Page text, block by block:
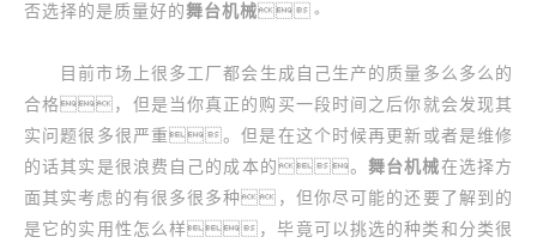
否选择的是质量好的舞台机械。
目前市场上很多工厂都会生成自己生产的质量多么多么的
合格，但是当你真正的购买一段时间之后你就会发现其
实问题很多很严重。但是在这个时候再更新或者是维修
的话其实是很浪费自己的成本的。舞台机械在选择方
面其实考虑的有很多很多种，但你尽可能的还要了解到的
是它的实用性怎么样，毕竟可以挑选的种类和分类很